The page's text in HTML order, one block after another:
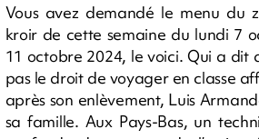
Vous avez demandé le menu du
kroir de cette semaine du lundi 7
11 octobre 2024, le voici. Qui a dit
pas le droit de voyager en classe
après son enlèvement, Luis
sa famille. Aux Pays-Bas, un